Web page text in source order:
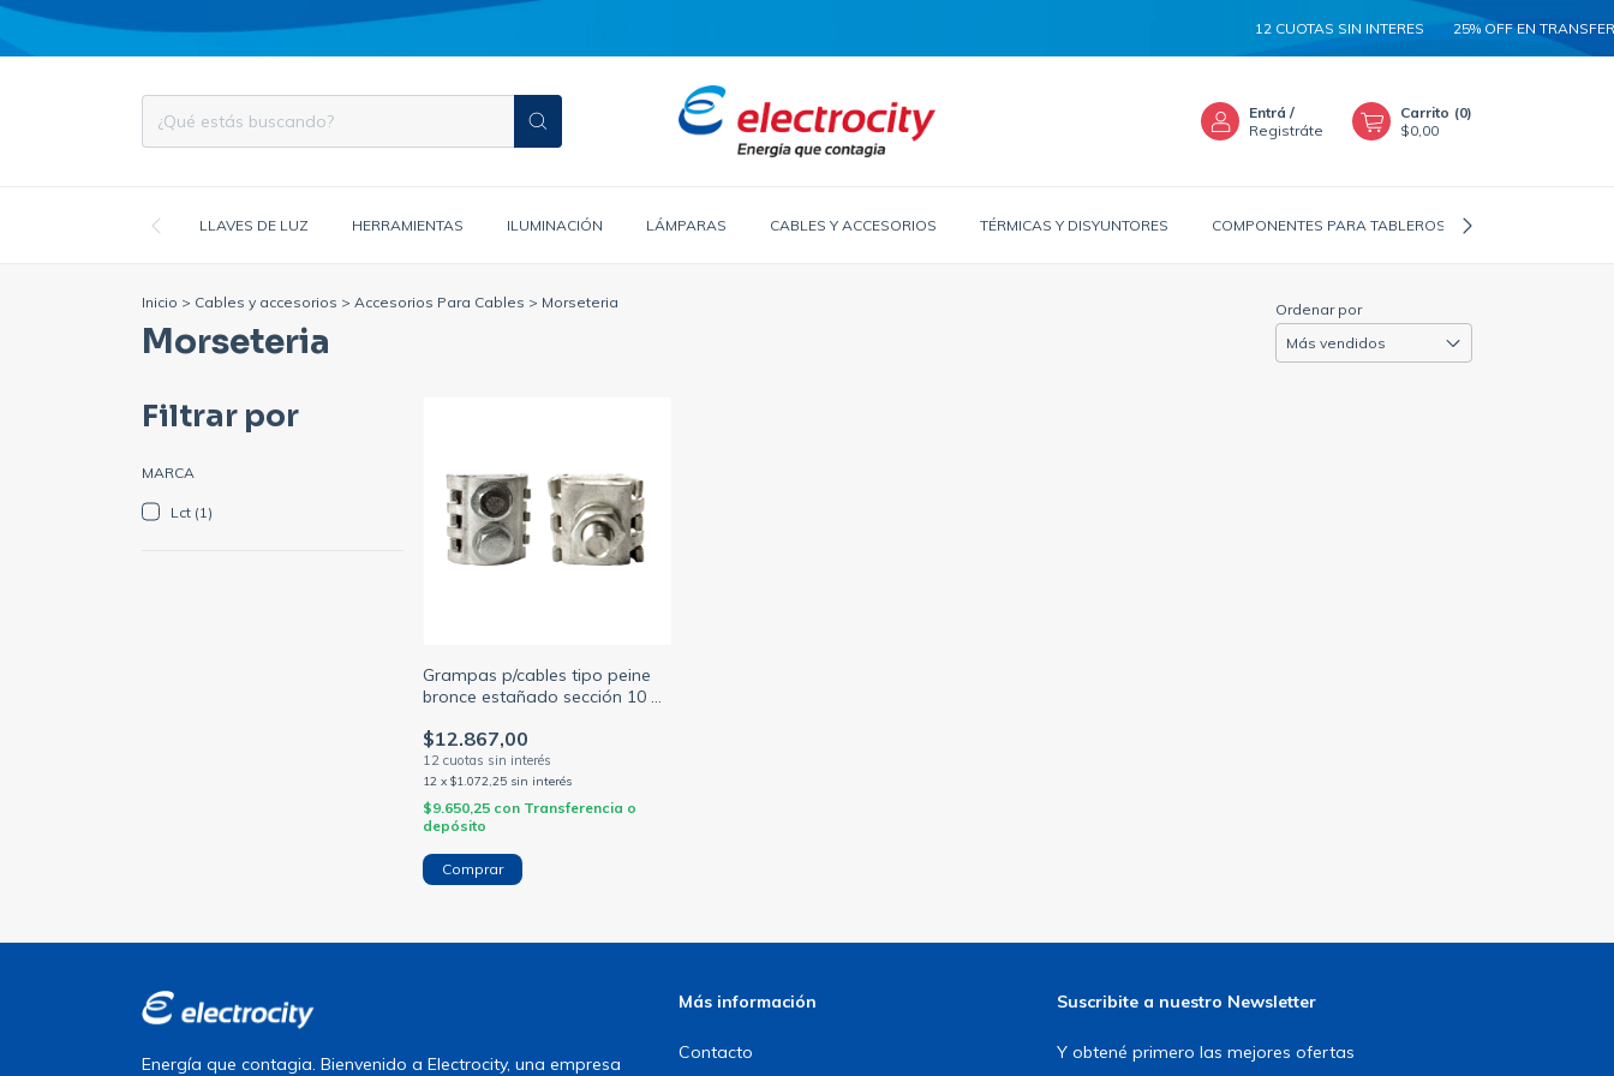
12 CUOTAS SIN INTERES 25% OFF EN
Entrá /
Registráte
Carrito (0)
$0,00
LLAVES DE LUZ HERRAMIENTAS ILUMINACIÓN LÁMPARAS CABLES Y ACCESORIOS TÉRMICAS Y DISYUNTORES COMPONENTES PARA TABLEROS
Inicio > Cables y accesorios > Accesorios Para Cables > Morseteria
Morseteria
Ordenar por
Filtrar por
MARCA
Lct (1)
Grampas p/cables tipo peine
bronce estañado sección 10 a
$12.867,00
12 x$1.072,25 sin interés
$9.650,25 con Transferencia o
depósito
Comprar
Energía que contagia. Bienvenido a Electrocity, una empresa
Más información
Contacto
Suscribite a nuestro Newsletter
Y obtené primero las mejores ofertas